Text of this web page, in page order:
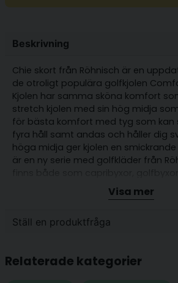
Beskrivning
Chie skort från Röhnisch är en
de otroligt populära golfkjolen
Kjolen har samma sköna komfort
stretch kjolen med sin hög midja
för bästa komfort med tyg som kan
fyra håll samt andas och håller dig
höga midja ger kjolen en
är en ny serie med golfkläder från
men med samma skön passform
Våra kunder tycker att
Passform: Normal med lite högre
Visa mer
Ställ en produktfråga
Fråga oss något om denna
Relaterade kategorier